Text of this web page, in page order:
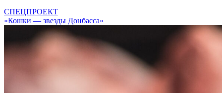
СПЕЦПРОЕКТ
«Кошки — звезды Донбасса»